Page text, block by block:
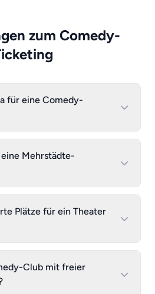
zum Comedy-
für eine Comedy-
Mehrstädte-
Plätze für ein Theater
Club mit freier